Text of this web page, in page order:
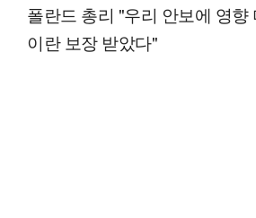
폴란드 총리 "우리 안보에 영향
이란 보장 받았다"